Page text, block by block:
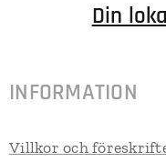
Din
INFORMATION
Villkor och